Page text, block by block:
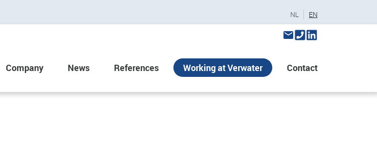
NL EN
Company News References Working at Verwater Contact